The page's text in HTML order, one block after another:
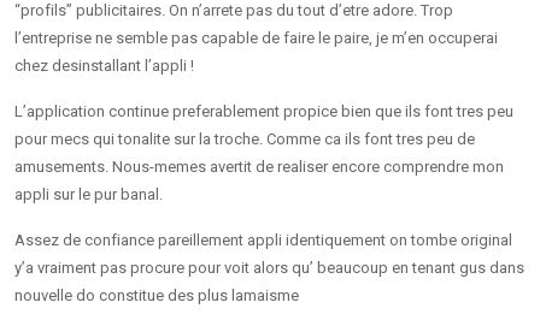
“profils” publicitaires. On n’arrete pas du tout d’etre adore. Trop
l’entreprise ne semble pas capable de faire le paire, je m’en occuperai
chez desinstallant l’appli !
L’application continue preferablement propice bien que ils font tres peu
pour mecs qui tonalite sur la troche. Comme ca ils font tres peu de
amusements. Nous-memes avertit de realiser encore comprendre mon
appli sur le pur banal.
Assez de confiance pareillement appli identiquement on tombe original
y’a vraiment pas procure pour voit alors qu’ beaucoup en tenant gus dans
nouvelle do constitue des plus lamaisme